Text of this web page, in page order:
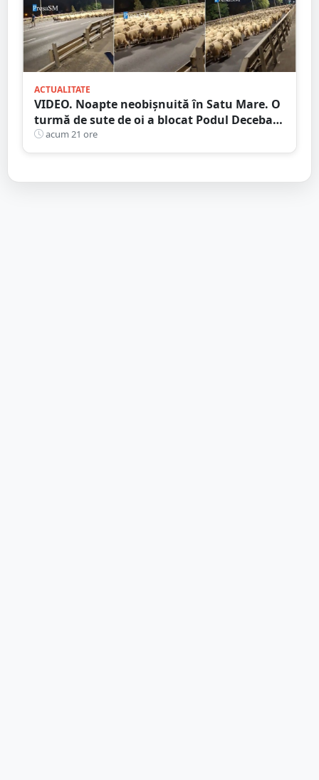
ACTUALITATE
VIDEO. Noapte neobișnuită în Satu Mare. O
turmă de sute de oi a blocat Podul Decebal.
Gest de apreciat al ciobanului
acum 21 ore